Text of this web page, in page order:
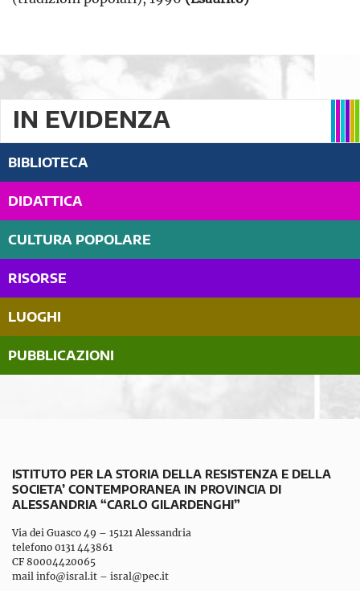
IN EVIDENZA
BIBLIOTECA
DIDATTICA
CULTURA POPOLARE
RISORSE
LUOGHI
PUBBLICAZIONI
ISTITUTO PER LA STORIA DELLA RESISTENZA E DELLA
SOCIETA’ CONTEMPORANEA IN PROVINCIA DI
ALESSANDRIA “CARLO GILARDENGHI”
Via dei Guasco 49 – 15121 Alessandria
telefono 0131 443861
CF 80004420065
mail info@isral.it – isral@pec.it